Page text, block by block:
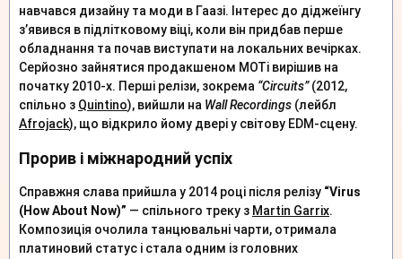
навчався дизайну та моди в Гаазі. Інтерес до діджеїнгу
з’явився в підлітковому віці, коли він придбав перше
обладнання та почав виступати на локальних вечірках.
Серйозно зайнятися продакшеном MOTi вирішив на
початку 2010-х. Перші релізи, зокрема “Circuits”(2012,
спільно з Quintino), вийшли на Wall Recordings (лейбл
Afrojack), що відкрило йому двері у світову EDM-сцену.
Прорив і міжнародний успіх
Справжня слава прийшла у 2014 році після релізу “Virus
(How About Now)” — спільного треку з Martin Garrix.
Композиція очолила танцювальні чарти, отримала
платиновий статус і стала одним із головних